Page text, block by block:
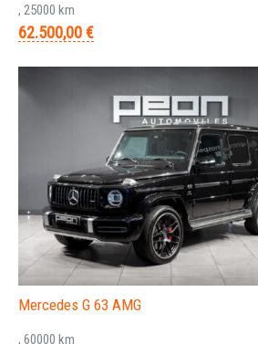
, 25000 km
62.500,00 €
Mercedes G 63 AMG
, 60000 km